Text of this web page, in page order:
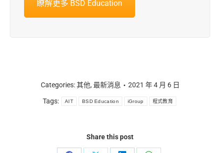
瞭解更多 BSD Education
Categories:其他, 最新消息 2021 年 4 月 6 日
Tags: AIT BSD Education iGroup 程式教育
Share this post